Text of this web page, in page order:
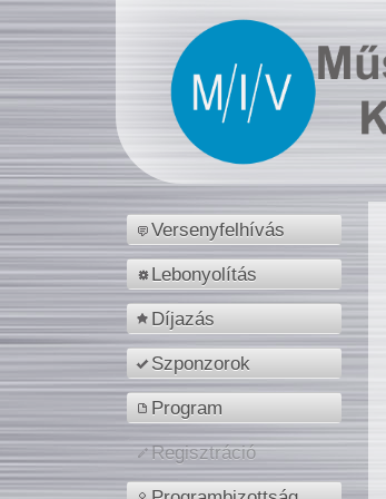
Versenyfelhívás
Lebonyolítás
Díjazás
Szponzorok
Program
Regisztráció